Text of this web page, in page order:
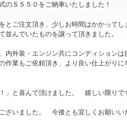
のＳ５５０をご納車いたしました！
とご注文頂き、少しお時間はかかってし
並んでいたものを譲って頂きました。
内外装・エンジン共にコンディション
作業もご依頼頂き、より良い仕上がりに
」と喜んで頂けました。 嬉しい限りで
ございました。 今後とも宜しくお